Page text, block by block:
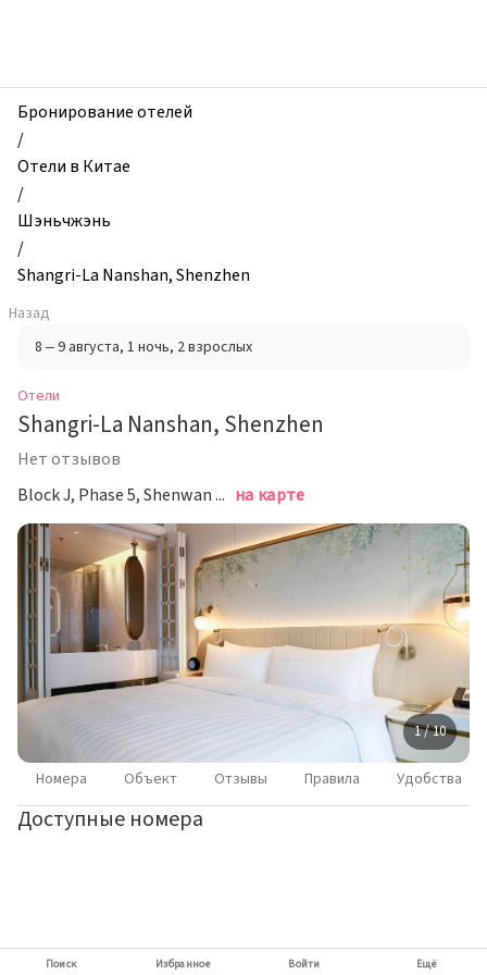
Shangri-
La
Nanshan,
Shenzhen,
Шэньчжэнь,
Китай
Бронирование отелей
/
Отели в Китае
/
Шэньчжэнь
/
Shangri-La Nanshan, Shenzhen
Назад
8 – 9 августа, 1 ночь, 2 взрослых
Отели
Shangri-La Nanshan, Shenzhen
Нет отзывов
Block J, Phase 5, Shenwan Huiyun Center, Шэньчжэнь на карте
1 / 10
Номера Объект Отзывы Правила Удобства
Доступные номера
Поиск Избранное Войти Ещё